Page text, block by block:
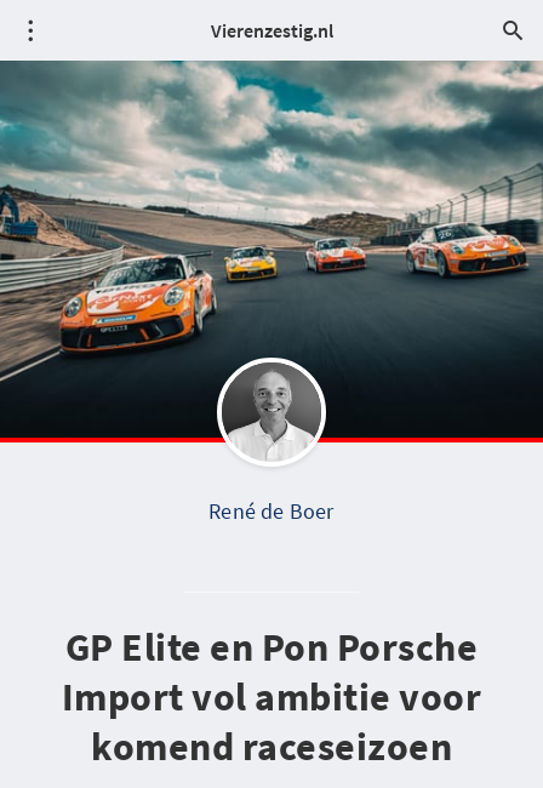
Vierenzestig.nl
René de Boer
GP Elite en Pon Porsche
Import vol ambitie voor
komend raceseizoen